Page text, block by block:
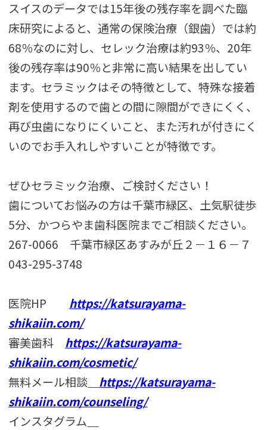
スイスのデータでは15年後の残存率を調べた臨
床研究によると、通常の保険治療（銀歯）では約
68％なのに対し、セレック治療は約93％、20年
後の残存率は90％と非常に高い結果を出してい
ます。セラミックはその特徴として、特殊な接着
剤を使用するので歯との間に隙間ができにくく、
再び虫歯になりにくいこと、また汚れが付きにく
いのでお手入れしやすいことが特徴です。
ぜひセラミック治療、ご検討ください！
歯についてお悩みの方は千葉市緑区、土気駅徒歩
5分、かつらやま歯科医院までご相談ください。
267-0066 千葉市緑区あすみが丘２－１６－７
043-295-3748
医院HP https://katsurayama-
shikaiin.com/
審美歯科 https://katsurayama-
shikaiin.com/cosmetic/
無料メール相談
https://katsurayama-
shikaiin.com/counseling/
インスタグラム